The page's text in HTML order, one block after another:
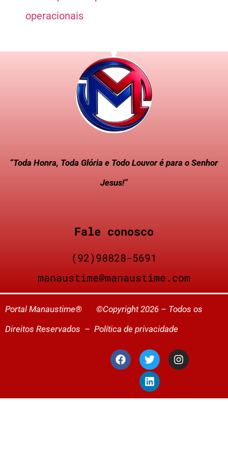
operacionais
“Toda Honra, Toda Glória e Todo Louvor é para o Senhor
Jesus!”
Fale conosco
(92)98828-5691
manaustime@manaustime.com
Portal Manaustime® ©Copyright 2026 – Todos os
Direitos Reservados – Política de privacidade